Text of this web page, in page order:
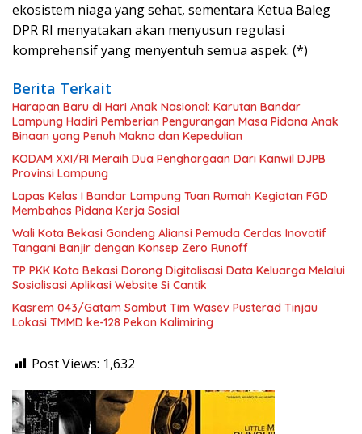
ekosistem niaga yang sehat, sementara Ketua Baleg
DPR RI menyatakan akan menyusun regulasi
komprehensif yang menyentuh semua aspek. (*)
Berita Terkait
Harapan Baru di Hari Anak Nasional: Karutan Bandar
Lampung Hadiri Pemberian Pengurangan Masa Pidana Anak
Binaan yang Penuh Makna dan Kepedulian
KODAM XXI/RI Meraih Dua Penghargaan Dari Kanwil DJPB
Provinsi Lampung
Lapas Kelas I Bandar Lampung Tuan Rumah Kegiatan FGD
Membahas Pidana Kerja Sosial
Wali Kota Bekasi Gandeng Aliansi Pemuda Cerdas Inovatif
Tangani Banjir dengan Konsep Zero Runoff
TP PKK Kota Bekasi Dorong Digitalisasi Data Keluarga Melalui
Sosialisasi Aplikasi Website Si Cantik
Kasrem 043/Gatam Sambut Tim Wasev Pusterad Tinjau
Lokasi TMMD ke-128 Pekon Kalimiring
Post Views: 1,632